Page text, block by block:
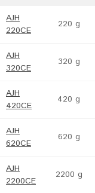
AJH
220CE
220 g
AJH
320CE
320 g
AJH
420CE
420 g
AJH
620CE
620 g
AJH
2200CE
2200 g